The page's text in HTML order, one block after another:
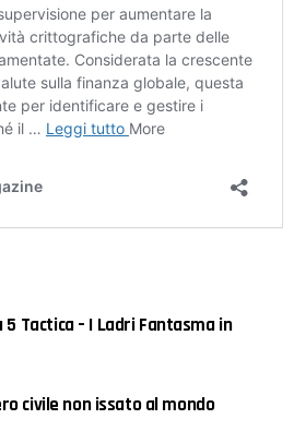
5 Tactica – I Ladri Fantasma in
civile non issato al mondo